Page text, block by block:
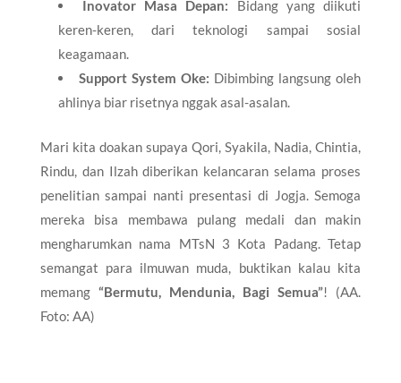
Inovator Masa Depan: Bidang yang diikuti
keren-keren, dari teknologi sampai sosial
keagamaan.
Support System Oke: Dibimbing langsung oleh
ahlinya biar risetnya nggak asal-asalan.
​Mari kita doakan supaya Qori, Syakila, Nadia, Chintia,
Rindu, dan Ilzah diberikan kelancaran selama proses
penelitian sampai nanti presentasi di Jogja. Semoga
mereka bisa membawa pulang medali dan makin
mengharumkan nama MTsN 3 Kota Padang. Tetap
semangat para ilmuwan muda, buktikan kalau kita
memang “Bermutu, Mendunia, Bagi Semua”! (AA.
Foto: AA)